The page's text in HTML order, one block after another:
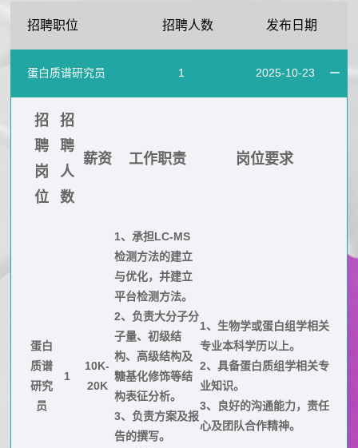
生
运
究
公
布
媒
体
报
道
们
校
园
招
聘
社
会
招
聘
招聘职位 招聘人数 发布日期
蛋白质谱研究员 1 2025-10-23
招
聘
岗
位
招
聘
人
数
薪资 工作职责 岗位要求
蛋白
质谱
研究
员
1
10K-
20K
1、承担LC-MS
检测方法的建立
与优化，并建立
平台检测方法。
2、负责大分子分
子量、初级结
构、高级结构及
糖基化修饰等结
构表征分析。
3、负责方案及报
告的撰写。
1、生物学或蛋白组学相关
专业本科学历以上。
2、具备蛋白质组学相关专
业知识。
3、良好的沟通能力，责任
心及团队合作精神。